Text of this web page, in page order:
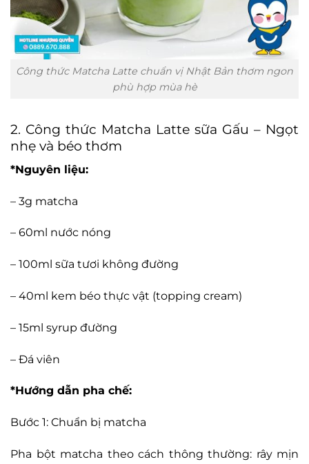
Công thức Matcha Latte chuẩn vị Nhật Bản thơm ngon
phù hợp mùa hè
2. Công thức Matcha Latte sữa Gấu – Ngọt
nhẹ và béo thơm
*Nguyên liệu:
– 3g matcha
– 60ml nước nóng
– 100ml sữa tươi không đường
– 40ml kem béo thực vật (topping cream)
– 15ml syrup đường
– Đá viên
*Hướng dẫn pha chế:
Bước 1: Chuẩn bị matcha
Pha bột matcha theo cách thông thường: rây mịn